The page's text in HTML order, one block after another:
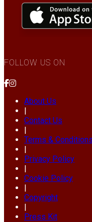
FOLLOW US ON
About Us
|
Contact Us
|
Terms & Conditions
|
Privacy Policy
|
Cookie Policy
|
Copyright
|
Press Kit